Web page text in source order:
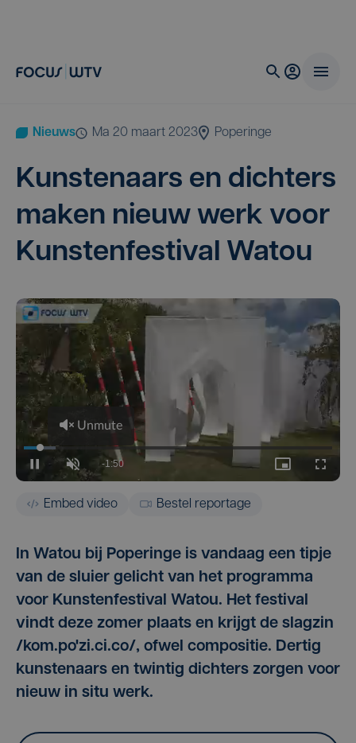
Nieuws ma 20 maart 2023 Poperinge
Kun­ste­naars en dich­ters
maken nieuw werk voor
Kun­sten­fes­ti­val Watou
Embed video Bestel reportage
In Watou bij Poperinge is vandaag een tipje
van de sluier gelicht van het programma
voor Kunstenfestival Watou. Het festival
vindt deze zomer plaats en krijgt de slagzin
/kom.po'zi.ci.co/, ofwel compositie. Dertig
kunstenaars en twintig dichters zorgen voor
nieuw in situ werk.